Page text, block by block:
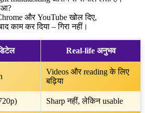
और YouTube खोल दिए,
काम कर दिया – गिरा नहीं।
Real-life अनुभव
Videos और reading के लिए
बढ़िया
Sharp नहीं, लेकिन usable